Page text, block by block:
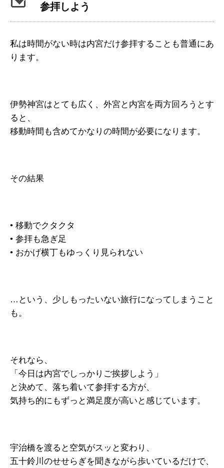
参拝しよう
私は時間がない時は内宮だけ参拝することも普通にあ
ります。
伊勢神宮はとても広く、外宮と内宮を両方回ろうとす
ると、
移動時間も含めてかなりの時間が必要になります。
その結果
• 移動でクタクタ
• 参拝も急ぎ足
• おかげ横丁もゆっくり見られない
…という、少しもったいない旅行になってしまうこと
も。
それなら、
「今日は内宮でしっかりご挨拶しよう」
と決めて、落ち着いて参拝する方が、
気持ち的にもずっと満足度が高いと感じています。
宇治橋を渡ると空気がスッと変わり、
五十鈴川のせせらぎを聞きながら歩いているだけで、